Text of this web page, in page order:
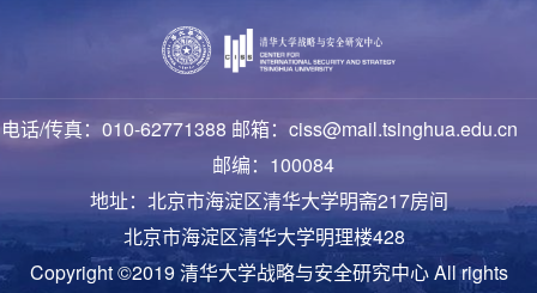
电话/传真：010-62771388 邮箱：ciss@mail.tsinghua.edu.cn
邮编：100084
地址：北京市海淀区清华大学明斋217房间
北京市海淀区清华大学明理楼428
Copyright ©2019 清华大学战略与安全研究中心 All rights